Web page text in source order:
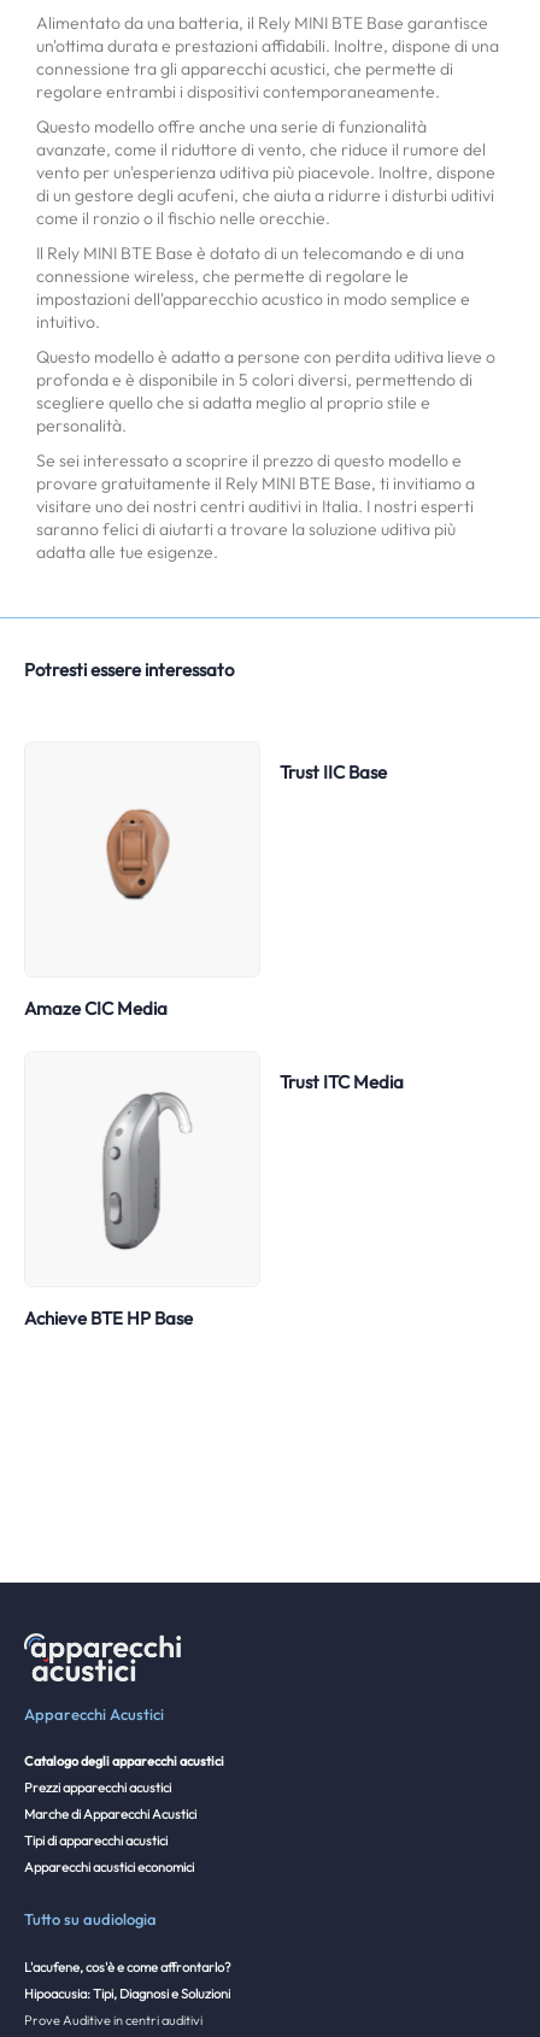
Alimentato da una batteria, il Rely MINI BTE Base garantisce
un'ottima durata e prestazioni affidabili. Inoltre, dispone di una
connessione tra gli apparecchi acustici, che permette di
regolare entrambi i dispositivi contemporaneamente.
Questo modello offre anche una serie di funzionalità
avanzate, come il riduttore di vento, che riduce il rumore del
vento per un'esperienza uditiva più piacevole. Inoltre, dispone
di un gestore degli acufeni, che aiuta a ridurre i disturbi uditivi
come il ronzio o il fischio nelle orecchie.
Il Rely MINI BTE Base è dotato di un telecomando e di una
connessione wireless, che permette di regolare le
impostazioni dell'apparecchio acustico in modo semplice e
intuitivo.
Questo modello è adatto a persone con perdita uditiva lieve o
profonda e è disponibile in 5 colori diversi, permettendo di
scegliere quello che si adatta meglio al proprio stile e
personalità.
Se sei interessato a scoprire il prezzo di questo modello e
provare gratuitamente il Rely MINI BTE Base, ti invitiamo a
visitare uno dei nostri centri auditivi in Italia. I nostri esperti
saranno felici di aiutarti a trovare la soluzione uditiva più
adatta alle tue esigenze.
Potresti essere interessato
Amaze CIC Media
Trust IIC Base
Achieve BTE HP Base
Trust ITC Media
Apparecchi Acustici
Catalogo degli apparecchi acustici
Prezzi apparecchi acustici
Marche di Apparecchi Acustici
Tipi di apparecchi acustici
Apparecchi acustici economici
Tutto su audiologia
L'acufene, cos'è e come affrontarlo?
Hipoacusia: Tipi, Diagnosi e Soluzioni
Prove Auditive in centri auditivi